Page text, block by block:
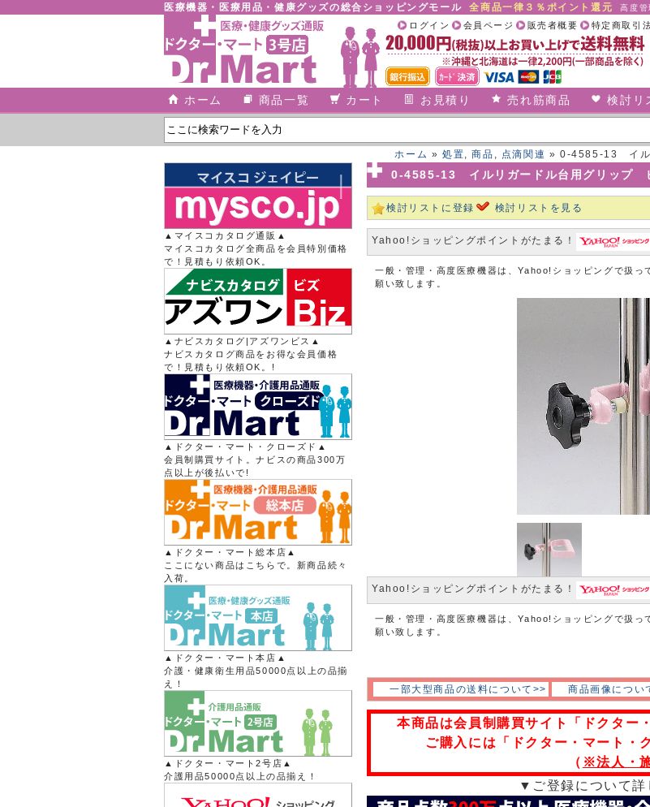
医療機器・医療用品・健康グッズの総合ショッピングモール全商品一律３％ポイント還元 高度
特定商取引
販売者概要
会員ページ
ログイン
ホーム 商品一覧 カート お見積り 売れ筋商品 検討リ
ホーム » 処置,商品 , 点滴関連 » 0-4585-13 イル
0-4585-13 イルリガードル台用グリップ
検討リストに登録 検討リストを見る
Yahoo!ショッピングポイントがたまる！
一般・管理・高度医療機器は、Yahoo!ショッピングで扱っ
願い致します。
Yahoo!ショッピングポイントがたまる！
一般・管理・高度医療機器は、Yahoo!ショッピングで扱っ
願い致します。
一部大型商品の送料について>> 商品画像につい
本商品は会員制購買サイト「ドクター
ご購入には「ドクター・マート・
（ ※法人・
▼ご登録について
▲マイスコカタログ通販▲
マイスコカタログ全商品を会員特別価格
で！見積もり依頼OK。
▲ナビスカタログ|アズワンビス▲
ナビスカタログ商品をお得な会員価格
で！見積もり依頼OK。!
▲ドクター・マート・クローズド▲
会員制購買サイト。ナビスの商品300万
点以上が後払いで!
▲ドクター・マート総本店▲
ここにない商品はこちらで。新商品続々
入荷。
▲ドクター・マート本店▲
介護・健康衛生用品50000点以上の品揃
え！
▲ドクター・マート2号店▲
介護用品50000点以上の品揃え！